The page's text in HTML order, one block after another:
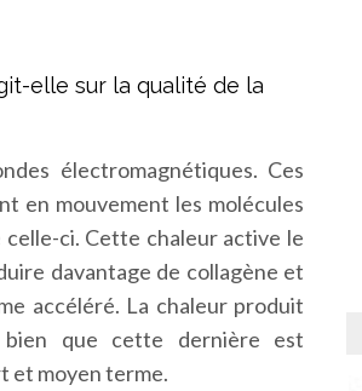
elle sur la qualité de la
électromagnétiques. Ces
en mouvement les molécules
ci. Cette chaleur active le
davantage de collagène et
accéléré. La chaleur produit
que cette dernière est
et moyen terme.